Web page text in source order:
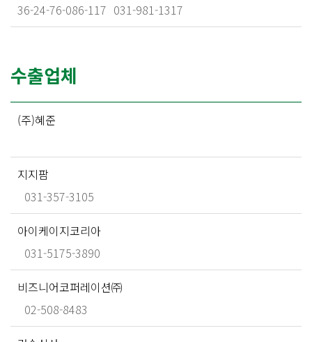
36-24-76-086-117 031-981-1317
수출업체
(주)혜준
지지팜
031-357-3105
아이케이지코리아
031-5175-3890
비즈니어코퍼레이션㈜
02-508-8483